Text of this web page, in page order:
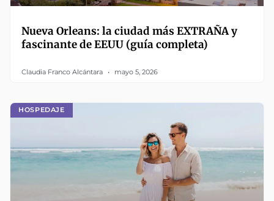
Nueva Orleans: la ciudad más EXTRAÑA y
fascinante de EEUU (guía completa)
Claudia Franco Alcántara mayo 5, 2026
HOSPEDAJE